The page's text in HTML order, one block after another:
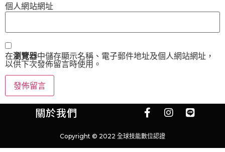
個人網站網址
在瀏覽器中儲存顯示名稱、電子郵件地址及個人網站網址，
以供下次發佈留言時使用。
關於我們
Copyright © 2022 全球技能數位認證